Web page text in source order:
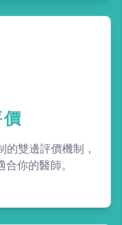
的雙邊評價機制，
你的醫師。